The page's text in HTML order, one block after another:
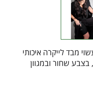
מבד לייקרה איכותי
בצבע שחור ובמגוון